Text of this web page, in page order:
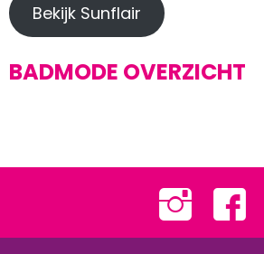
Bekijk Sunflair
BADMODE OVERZICHT